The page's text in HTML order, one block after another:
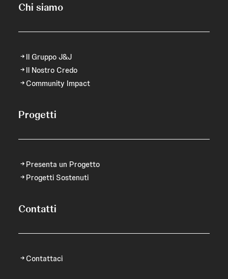
Chi siamo
Il Gruppo J&J
Il Nostro Credo
Community Impact
Progetti
Presenta un Progetto
Progetti Sostenuti
Contatti
Contattaci